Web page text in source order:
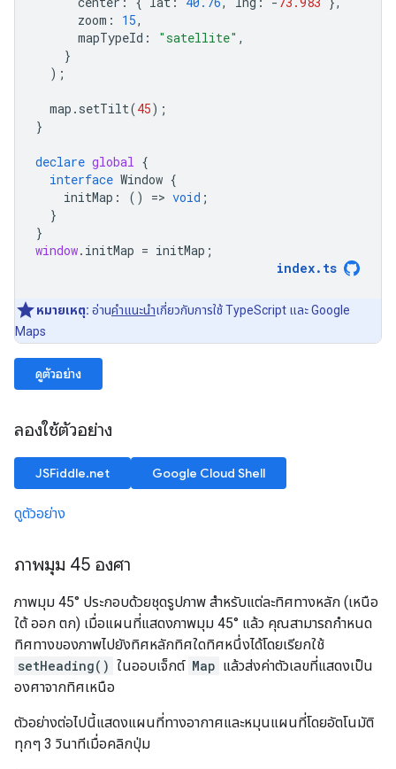
zoom : 15,
mapTypeId : "satellite" ,
}
);
map . setTilt(45);
}
declare global {
interface Window {
initMap : () => void ;
}
}
window. initMap = initMap ;
index. ts
หมายเหตุ: อ่านคำแนะนำเกี่ยวกับการใช้ TypeScript และ Google
Maps
ดูตัวอย่าง
ลองใช้ตัวอย่าง
JSFiddle.net Google Cloud Shell
ดูตัวอย่าง
ภาพมุม 45 องศา
ภาพมุม 45° ประกอบด้วยชุดรูปภาพ สำหรับแต่ละทิศทางหลัก (เหนือ
ใต้ ออก ตก) เมื่อแผนที่แสดงภาพมุม 45° แล้ว คุณสามารถกำหนด
ทิศทางของภาพไปยังทิศหลักทิศใดทิศหนึ่งได้โดยเรียกใช้
setHeading() ในออบเจ็กต์ Map แล้วส่งค่าตัวเลขที่แสดงเป็น
องศาจากทิศเหนือ
ตัวอย่างต่อไปนี้แสดงแผนที่ทางอากาศและหมุนแผนที่โดยอัตโนมัติ
ทุกๆ 3 วินาทีเมื่อคลิกปุ่ม